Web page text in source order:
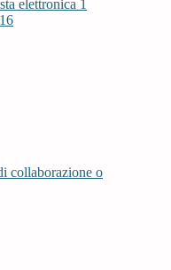
elettronica 1
16
collaborazione o